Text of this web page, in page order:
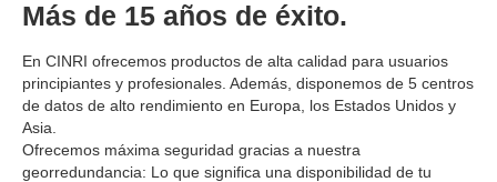
Más de 15 años de éxito.
En CINRI ofrecemos productos de alta calidad para usuarios
principiantes y profesionales. Además, disponemos de 5 centros
de datos de alto rendimiento en Europa, los Estados Unidos y
Asia.
Ofrecemos máxima seguridad gracias a nuestra
georredundancia: Lo que significa una disponibilidad de tu